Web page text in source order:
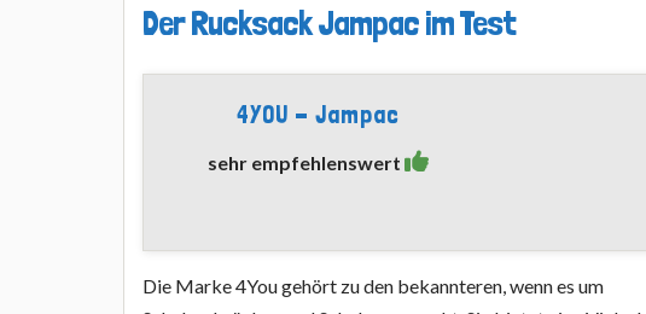
Der Rucksack Jampac im Test
4YOU - Jampac
sehr empfehlenswert
Die Marke 4You gehört zu den bekannteren, wenn es um